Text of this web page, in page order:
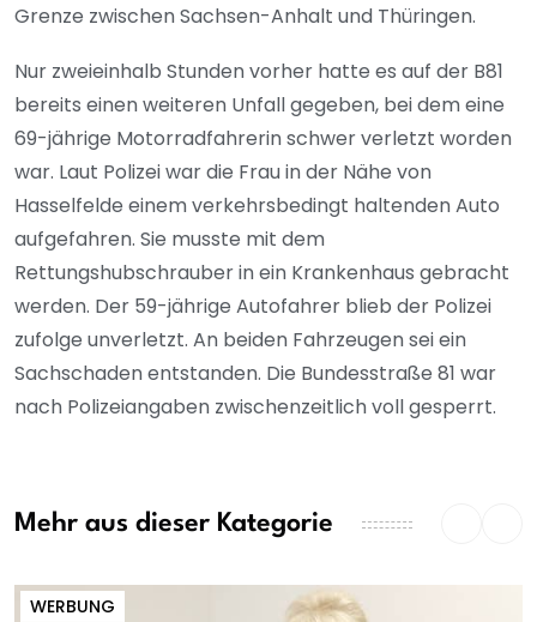
Grenze zwischen Sachsen-Anhalt und Thüringen.
Nur zweieinhalb Stunden vorher hatte es auf der B81
bereits einen weiteren Unfall gegeben, bei dem eine
69-jährige Motorradfahrerin schwer verletzt worden
war. Laut Polizei war die Frau in der Nähe von
Hasselfelde einem verkehrsbedingt haltenden Auto
aufgefahren. Sie musste mit dem
Rettungshubschrauber in ein Krankenhaus gebracht
werden. Der 59-jährige Autofahrer blieb der Polizei
zufolge unverletzt. An beiden Fahrzeugen sei ein
Sachschaden entstanden. Die Bundesstraße 81 war
nach Polizeiangaben zwischenzeitlich voll gesperrt.
Mehr aus dieser Kategorie
WERBUNG